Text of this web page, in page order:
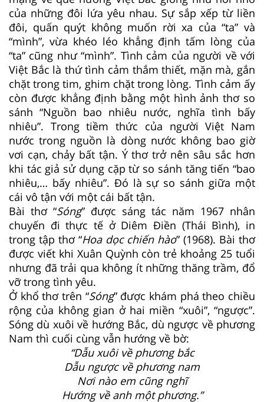
của những đôi lứa yêu nhau. Sự sắp xếp từ liền
đôi, quấn quýt không muốn rời xa của “ta” và
“mình”, vừa khéo léo khẳng định tấm lòng của
“ta” cũng như “mình”. Tình cảm của người về với
Việt Bắc là thứ tình cảm thắm thiết, mặn mà, gắn
chặt trong tim, ghim chặt trong lòng. Tình cảm ấy
còn được khẳng định bằng một hình ảnh thơ so
sánh “Nguồn bao nhiêu nước, nghĩa tình bấy
nhiêu”. Trong tiềm thức của người Việt Nam
nước trong nguồn là dòng nước không bao giờ
vơi cạn, chảy bất tận. Ý thơ trở nên sâu sắc hơn
khi tác giả sử dụng cặp từ so sánh tăng tiến “bao
nhiêu,… bấy nhiêu”. Đó là sự so sánh giữa một
cái vô tận với một cái bất tận.
Bài thơ “Sóng” được sáng tác năm 1967 nhân
chuyến đi thực tế ở Diêm Điền (Thái Bình), in
trong tập thơ “Hoa dọc chiến hào” (1968). Bài thơ
được viết khi Xuân Quỳnh còn trẻ khoảng 25 tuổi
nhưng đã trải qua không ít những thăng trầm, đổ
vỡ trong tình yêu.
Ở khổ thơ trên “Sóng” được khám phá theo chiều
rộng của không gian ở hai miền “xuôi”, “ngược”.
Sóng dù xuôi về hướng Bắc, dù ngược về phương
Nam thì cuối cùng vẫn hướng về bờ:
“Dẫu xuôi về phương bắc
Dẫu ngược về phương nam
Nơi nào em cũng nghĩ
Hướng về anh một phương.”